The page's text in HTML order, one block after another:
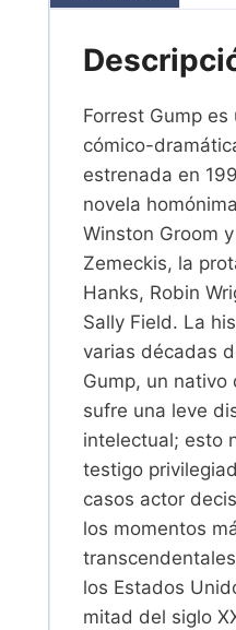
Forrest Gump es
cómico-
estrenada en
novela
Winston Groom
Zemeckis, la
Hanks, Robin
Sally Field. La
varias décadas
Gump, un nativo
sufre una leve
intelectual; esto
testigo
casos actor
los momentos
los Estados
mitad del siglo